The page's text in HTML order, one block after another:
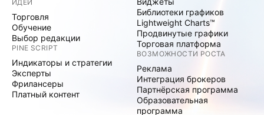
ИДЕИ
Торговля
Обучение
Выбор редакции
PINE SCRIPT
Индикаторы и стратегии
Эксперты
Фрилансеры
Платный контент
Библиотеки графиков
Lightweight Charts™
Продвинутые графики
Торговая платформа
ВОЗМОЖНОСТИ РОСТА
Реклама
Интеграция брокеров
Партнёрская программа
Образовательная
программа